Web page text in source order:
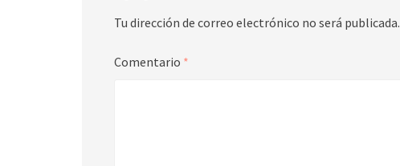
Tu dirección de correo electrónico no será publicada.
Comentario *